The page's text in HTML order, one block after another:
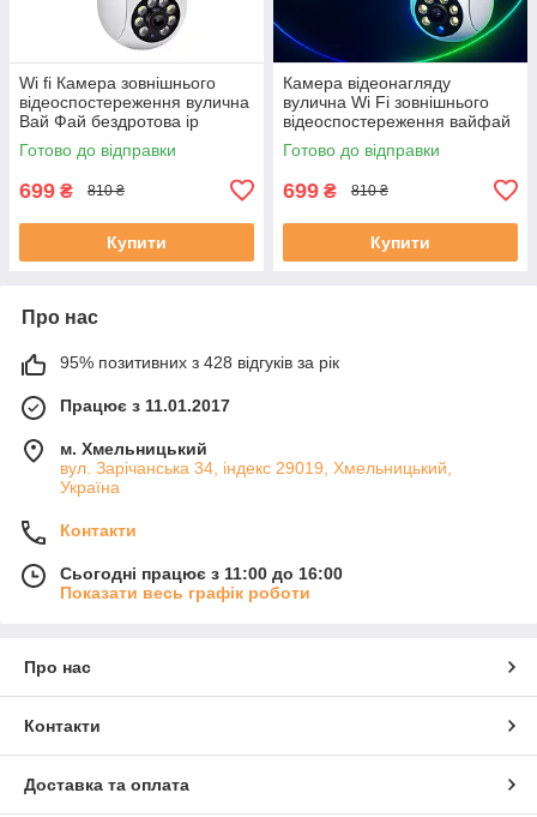
Wi fi Камера зовнішнього
відеоспостереження вулична
Вай Фай бездротова ip
camera Yllot поворотна
Готово до відправки
699 ₴ 810 ₴
Купити
Камера відеонагляду
вулична Wi Fi зовнішнього
відеоспостереження вайфай
відеокамера спостереження
поворотна IP WIFI Camera
Готово до відправки
699 ₴ 810 ₴
Купити
Про нас
95% позитивних з 428 відгуків за рік
Працює з 11.01.2017
м. Хмельницький
вул. Зарічанська 34, індекс 29019, Хмельницький,
Україна
Контакти
Сьогодні працює з 11:00 до 16:00
Показати весь графік роботи
Про нас
Контакти
Доставка та оплата